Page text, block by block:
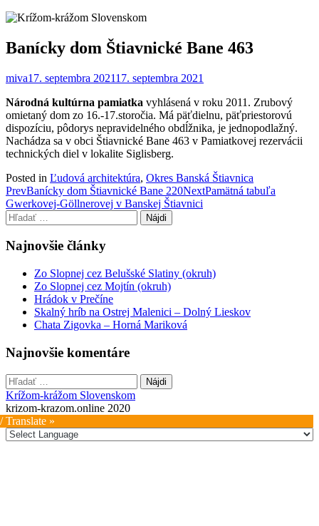
Banícky dom Štiavnické Bane 463
miva17. septembra 202117. septembra 2021
Národná kultúrna pamiatka vyhlásená v roku 2011. Zrubový
omietaný dom zo 16.-17.storočia. Má päťdielnu, päťpriestorovú
dispozíciu, pôdorys nepravidelného obdĺžnika, je jednopodlažný.
Nachádza sa v obci Štiavnické Bane 463 v Pamiatkovej rezervácii
technických diel v lokalite Siglisberg.
Posted in Ľudová architektúra, Okres Banská Štiavnica
Post
navigation
PrevBanícky dom Štiavnické Bane 220NextPamätná tabuľa
Gwerkovej-Göllnerovej v Banskej Štiavnici
Hľadať:
Najnovšie články
Zo Slopnej cez Belušské Slatiny (okruh)
Zo Slopnej cez Mojtín (okruh)
Hrádok v Prečíne
Skalný hríb na Ostrej Malenici – Dolný Lieskov
Chata Zigovka – Horná Mariková
Najnovšie komentáre
Hľadať:
Krížom-krážom Slovenskom
krizom-krazom.online 2020
Translate »